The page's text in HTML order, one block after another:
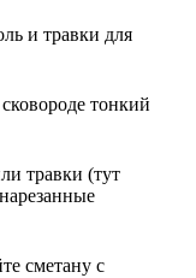
и травки для
тонкий
травки (тут
сметану с